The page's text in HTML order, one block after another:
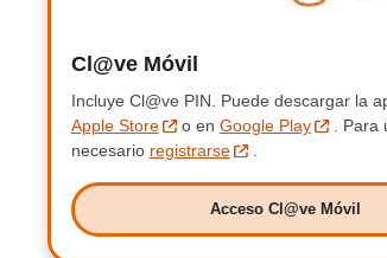
Cl@ve Móvil
Incluye Cl@ve PIN. Incluye Clave PIN.
Puede descargar la
Apple Store
o en Google Play . Para
necesario registrarse .
Acceso Cl@ve Móvil
Acceso Clave